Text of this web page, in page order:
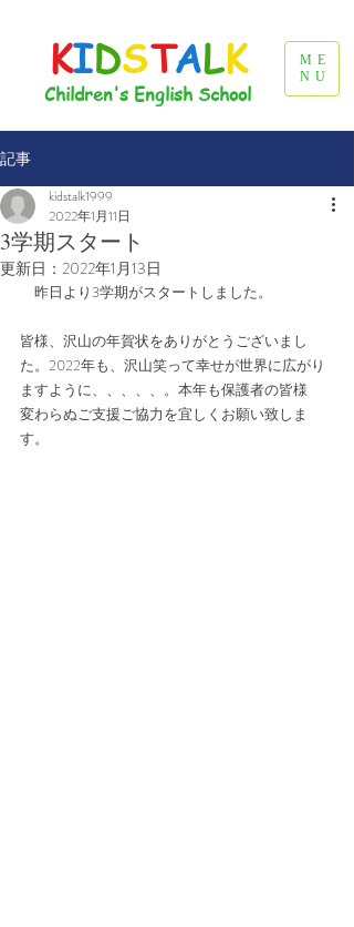
ME
NU
KIDSTALK
Children's English School
記事
3学期スタート
kidstalk1999
2022年1月11日
更新日： 2022年1月13日
昨日より3学期がスタートしました。
皆様、沢山の年賀状をありがとうございまし
た。2022年も、沢山笑って幸せが世界に広がり
ますように、、、、、。本年も保護者の皆様
変わらぬご支援ご協力を宜しくお願い致しま
す。